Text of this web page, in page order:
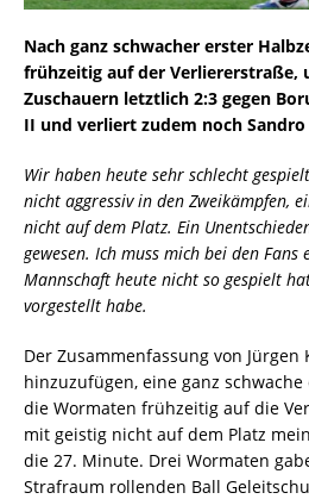
Nach ganz schwacher erster
frühzeitig auf der Verliererstraße,
Zuschauern letztlich 2:3 gegen
II und verliert zudem noch Sandro
Wir haben heute sehr schlecht
nicht aggressiv in den Zweikämpfen,
nicht auf dem Platz. Ein
gewesen. Ich muss mich bei den Fans
Mannschaft heute nicht so gespielt
vorgestellt habe.
Der Zusammenfassung von
hinzuzufügen, eine ganz
die Wormaten frühzeitig auf die
mit geistig nicht auf dem Platz
die 27. Minute. Drei Wormaten
Strafraum rollenden Ball